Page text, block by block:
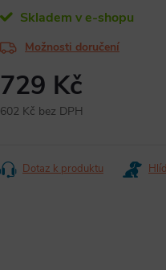
Skladem v e-shopu
Možnosti doručení
729 Kč
602 Kč bez DPH
Dotaz k produktu